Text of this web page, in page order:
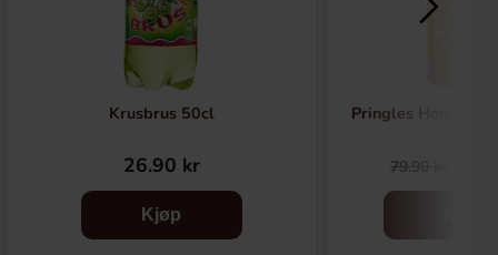
Krusbrus 50cl
26.90 kr
Kjøp
Pringles Honey
79.90 kr